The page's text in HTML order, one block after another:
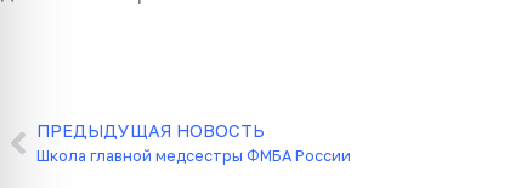
Назад
ПРЕДЫДУЩАЯ НОВОСТЬ
Школа главной медсестры ФМБА России